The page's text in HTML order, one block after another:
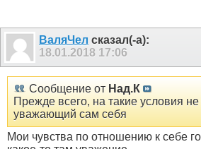
ВаляЧел сказал(-а):
18.01.2018 17:06
Сообщение от Над.К
Прежде всего, на такие условия
уважающий сам себя
Мои чувства по отношению к себе